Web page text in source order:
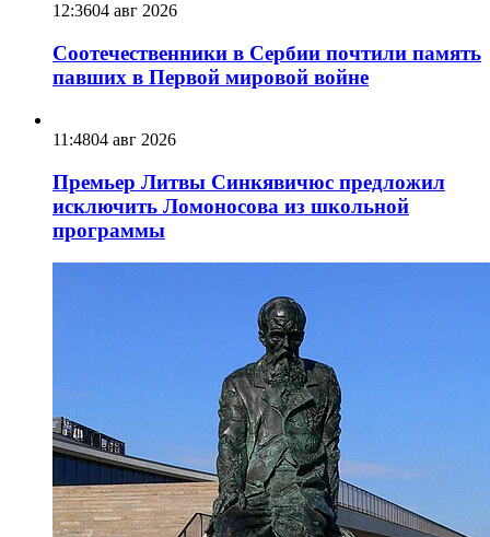
12:3604 авг 2026
Соотечественники в Сербии почтили память
павших в Первой мировой войне
11:4804 авг 2026
Премьер Литвы Синкявичюс предложил
исключить Ломоносова из школьной
программы